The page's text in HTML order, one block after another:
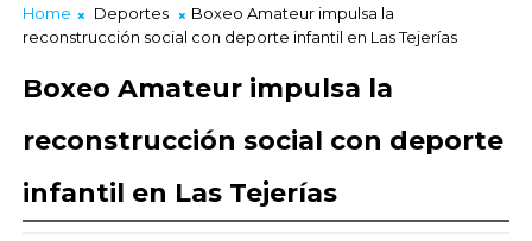
Home Deportes
Boxeo Amateur impulsa la
reconstrucción social con deporte infantil en Las Tejerías
Boxeo Amateur impulsa la
reconstrucción social con deporte
infantil en Las Tejerías